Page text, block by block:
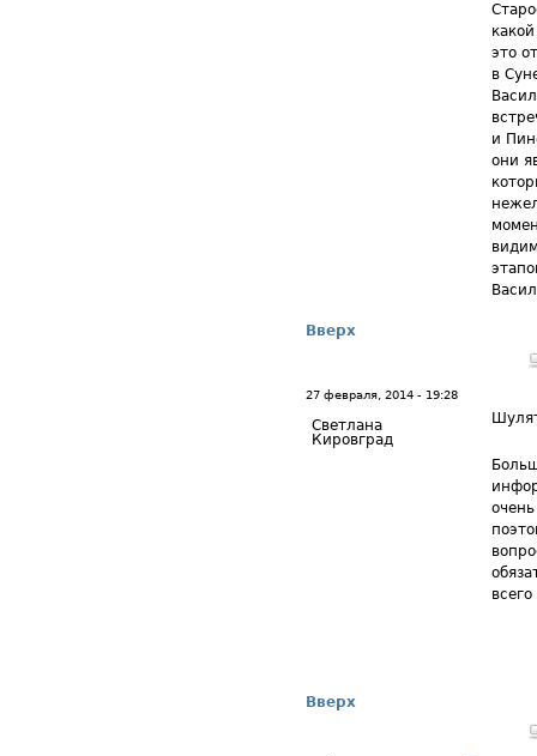
это
в
и
они
Вверх
27 февраля, 2014 - 19:28
Светлана
Кировград
Вверх